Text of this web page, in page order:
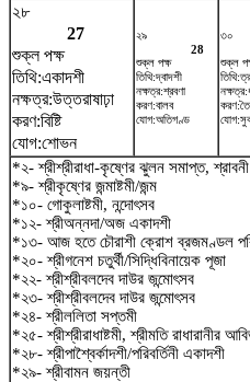
২৮
27
শুক্ল পক্ষ
তিথি:একাদশী
নক্ষত্র:উত্তরাষাঢ়া
করণ:বিষ্টি
যোগ:শোভন
২৯
28
শুক্ল পক্ষ
তিথি:দ্বাদশী
নক্ষত্র:শ্রবণা
করণ:বালব
যোগ:অতিগণ্ড
৩০
শুক্ল
*২- শ্রীশ্রীরাধা-কৃষ্ণের ঝুলন সমাপ্ত, শ্রাবনী
*৯- শ্রীকৃষ্ণের জন্মাষ্টমী/জন্ম
*১০- গোকুলাষ্টমী, নন্দোৎসব
*১২- শ্রীঅন্নদা/অজ একাদশী
*১৩- আজ হতে চৌরাশী ক্রোশ ব্রজমণ্ডল
*২০- শ্রীগনেশ চতুর্থী/সিদ্ধিবিনায়েক পূজা
*২২- শ্রীশ্রীবলদেব দাউর জন্মোৎসব
*২৩- শ্রীশ্রীবলদেব দাউর জন্মোৎসব
*২৪- শ্রীললিতা সপ্তমী
*২৫- শ্রীশ্রীরাধাষ্টমী, শ্রীমতি রাধারানীর
*২৮- শ্রীপাশ্বৈর্কাদশী/পরিবর্তিনী একাদশী
*২৯- শ্রীবামন জয়ন্তী